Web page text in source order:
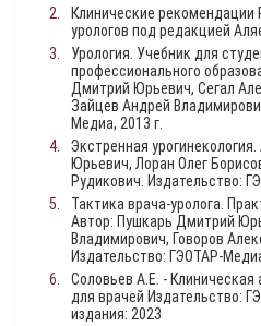
Клинические рекомендации
урологов под редакцией
Урология. Учебник для
профессионального
Дмитрий Юрьевич, Сегал
Зайцев Андрей
Медиа, 2013 г.
Экстренная
Юрьевич, Лоран Олег
Рудикович. Издательство:
Тактика врача-уролога.
Автор: Пушкарь Дмитрий
Владимирович, Говоров
Издательство: ГЭОТАР-
Соловьев А.Е. - Клиническая
для врачей Издательство:
издания: 2023